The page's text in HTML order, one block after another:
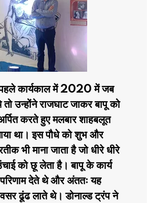
कार्यकाल में 2020 में जब
उन्होंने राजघाट जाकर बापू को
करते हुए मलबार शाहबलूत
था। इस पौधे को शुभ और
भी माना जाता है जो धीरे धीरे
को छू लेता है। बापू के कार्य
परिणाम देते थे और अंततः यह
ढूंढ लाते थे। डोनाल्ड ट्रंप ने